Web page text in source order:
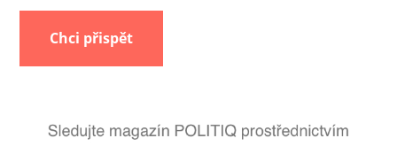
Chci přispět